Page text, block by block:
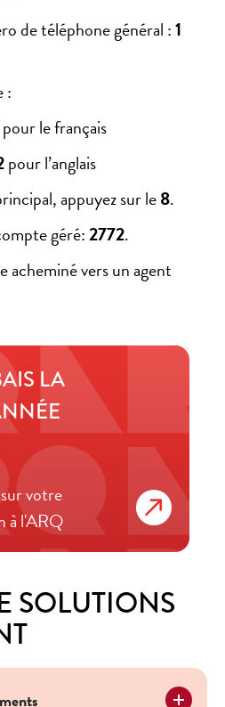
de téléphone général :1
:
pour le français
pour l’anglais
appuyez sur le8.
géré:2772.
acheminé vers un agent
LA
votre
à l'ARQ
SOLUTIONS